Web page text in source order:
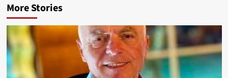
More Stories